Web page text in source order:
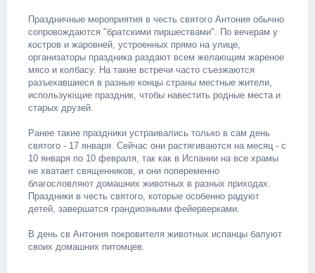
Праздничные мероприятия в честь святого Антония обычно
сопровождаются "братскими пиршествами". По вечерам у
костров и жаровней, устроенных прямо на улице,
организаторы праздника раздают всем желающим жареное
мясо и колбасу. На такие встречи часто съезжаются
разъехавшиеся в разные концы страны местные жители,
использующие праздник, чтобы навестить родные места и
старых друзей.
Ранее такие праздники устраивались только в сам день
святого - 17 января. Сейчас они растягиваются на месяц - с
10 января по 10 февраля, так как в Испании на все храмы
не хватает священников, и они попеременно
благословляют домашних животных в разных приходах.
Праздники в честь святого, которые особенно радуют
детей, завершатся грандиозными фейерверками.
В день св Антония покровителя животных испанцы балуют
своих домашних питомцев.